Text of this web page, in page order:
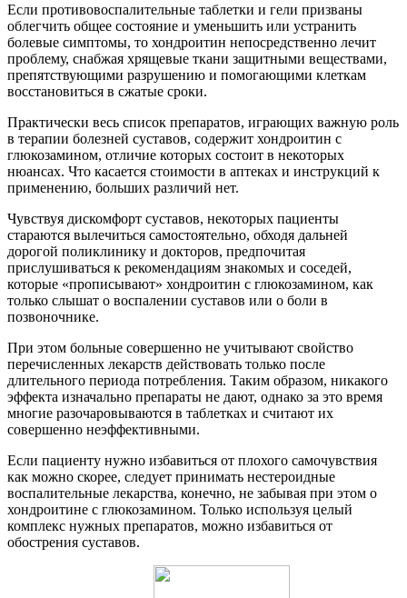
Если противовоспалительные таблетки и гели призваны
облегчить общее состояние и уменьшить или устранить
болевые симптомы, то хондроитин непосредственно лечит
проблему, снабжая хрящевые ткани защитными веществами,
препятствующими разрушению и помогающими клеткам
восстановиться в сжатые сроки.
Практически весь список препаратов, играющих важную роль
в терапии болезней суставов, содержит хондроитин с
глюкозамином, отличие которых состоит в некоторых
нюансах. Что касается стоимости в аптеках и инструкций к
применению, больших различий нет.
Чувствуя дискомфорт суставов, некоторых пациенты
стараются вылечиться самостоятельно, обходя дальней
дорогой поликлинику и докторов, предпочитая
прислушиваться к рекомендациям знакомых и соседей,
которые «прописывают» хондроитин с глюкозамином, как
только слышат о воспалении суставов или о боли в
позвоночнике.
При этом больные совершенно не учитывают свойство
перечисленных лекарств действовать только после
длительного периода потребления. Таким образом, никакого
эффекта изначально препараты не дают, однако за это время
многие разочаровываются в таблетках и считают их
совершенно неэффективными.
Если пациенту нужно избавиться от плохого самочувствия
как можно скорее, следует принимать нестероидные
воспалительные лекарства, конечно, не забывая при этом о
хондроитине с глюкозамином. Только используя целый
комплекс нужных препаратов, можно избавиться от
обострения суставов.